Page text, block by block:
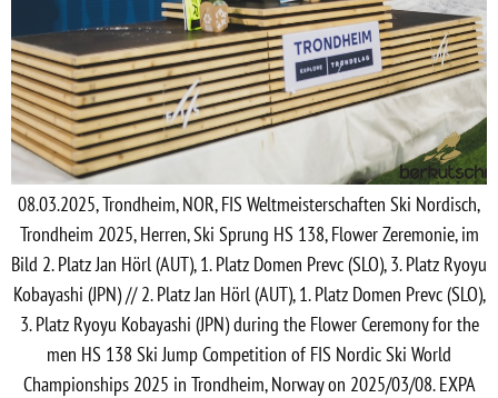
08.03.2025, Trondheim, NOR, FIS Weltmeisterschaften Ski Nordisch,
Trondheim 2025, Herren, Ski Sprung HS 138, Flower Zeremonie, im
Bild 2. Platz Jan Hörl (AUT), 1. Platz Domen Prevc (SLO), 3. Platz Ryoyu
Kobayashi (JPN) // 2. Platz Jan Hörl (AUT), 1. Platz Domen Prevc (SLO),
3. Platz Ryoyu Kobayashi (JPN) during the Flower Ceremony for the
men HS 138 Ski Jump Competition of FIS Nordic Ski World
Championships 2025 in Trondheim, Norway on 2025/03/08. EXPA